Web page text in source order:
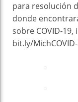
para resolución
donde
sobre COVID-
bit.ly/